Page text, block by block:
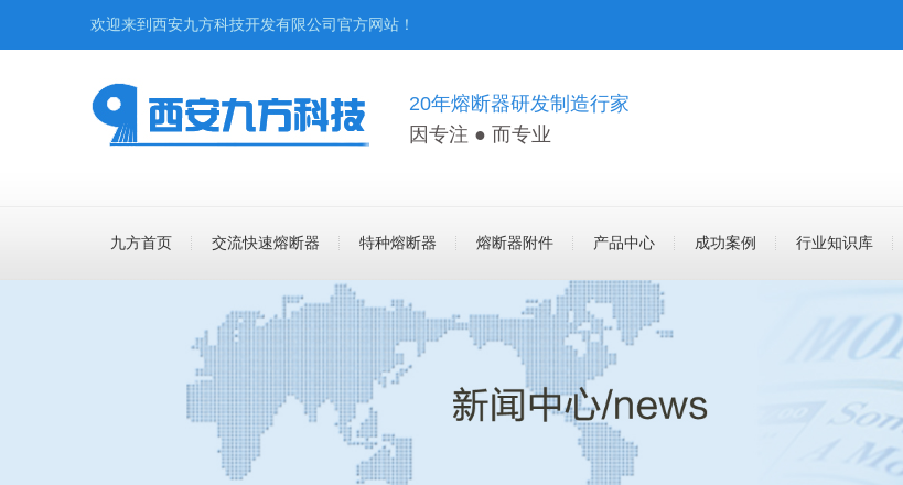
欢迎来到西安九方科技开发有限公司官方网站！
20年熔断器研发制造行家
因专注 ● 而专业
九方首页 交流快速熔断器 特种熔断器 熔断器附件 产品中心 成功案例 行业知识库